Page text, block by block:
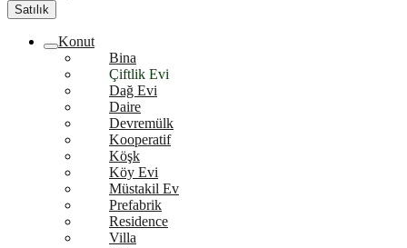
Satılık
Konut
Bina
Çiftlik Evi
Dağ Evi
Daire
Devremülk
Kooperatif
Köşk
Köy Evi
Müstakil Ev
Prefabrik
Residence
Villa